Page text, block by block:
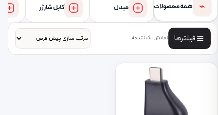
⌁ همه محصولات مبدل کابل شارژر
فیلترها نمایش یک نتیجه